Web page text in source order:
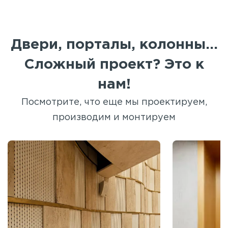
Двери, порталы, колонны...
Сложный проект? Это к
нам!
Посмотрите, что еще мы проектируем,
производим и монтируем